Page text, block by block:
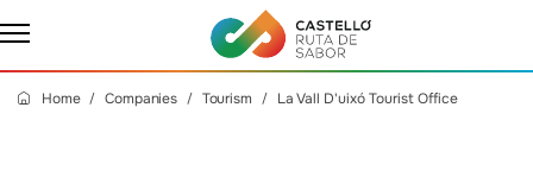
Home Companies Tourism La Vall D'uixó Tourist Office